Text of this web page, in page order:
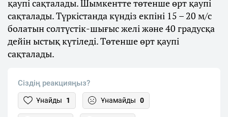
қаупі сақталады. Шымкентте төтенше өрт қаупі
сақталады. Түркістанда күндіз екпіні 15 – 20 м/с
болатын солтүстік-шығыс желі және 40 градусқа
дейін ыстық күтіледі. Төтенше өрт қаупі
сақталады.
Сіздің реакцияңыз?
Ұнайды 1 Ұнамайды 0